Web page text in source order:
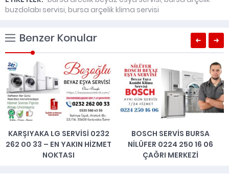
buzdolabı servisi, bursa arçelik klima servisi
Benzer Konular
KARŞIYAKA LG SERVISI 0232
262 00 33 – EN YAKIN HIZMET
NOKTASI
BOSCH SERVIS BURSA
NILÜFER 0224 250 16 06
ÇAĞRI MERKEZI